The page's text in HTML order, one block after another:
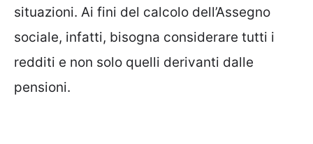
situazioni. Ai fini del calcolo dell’Assegno
sociale, infatti, bisogna considerare tutti i
redditi e non solo quelli derivanti dalle
pensioni.